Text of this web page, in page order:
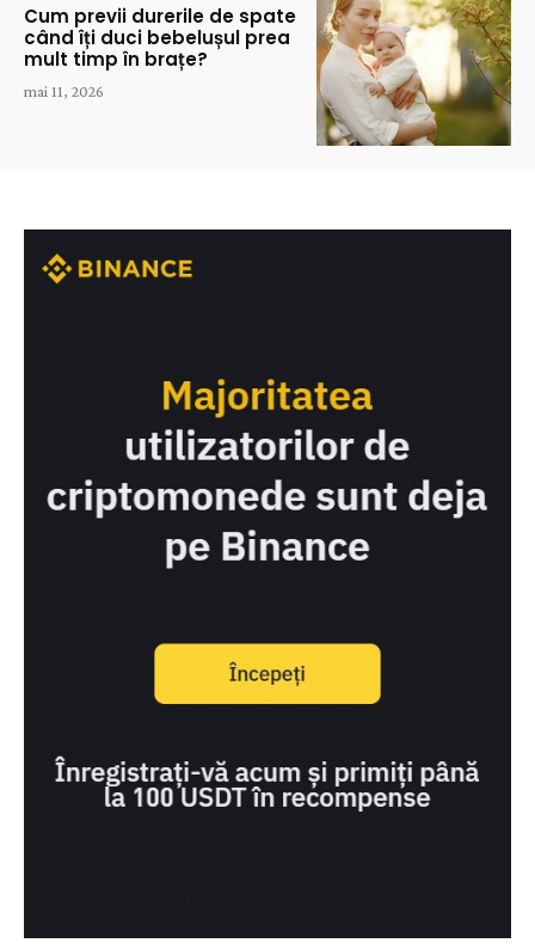
Cum previi durerile de spate
când îți duci bebelușul prea
mult timp în brațe?
mai 11, 2026